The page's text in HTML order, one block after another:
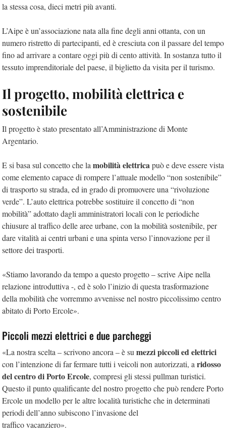
la stessa cosa, dieci metri più avanti.
L’Aipe è un’associazione nata alla fine degli anni ottanta, con un
numero ristretto di partecipanti, ed è cresciuta con il passare del tempo
fino ad arrivare a contare oggi più di cento attività. In sostanza tutto il
tessuto imprenditoriale del paese, il biglietto da visita per il turismo.
Il progetto, mobilità elettrica e
sostenibile
Il progetto è stato presentato all’Amministrazione di Monte
Argentario.
E si basa sul concetto che la mobilità elettricapuò e deve essere vista
come elemento capace di rompere l’attuale modello “non sostenibile”
di trasporto su strada, ed in grado di promuovere una “rivoluzione
verde”. L’auto elettrica potrebbe sostituire il concetto di “non
mobilità” adottato dagli amministratori locali con le periodiche
chiusure al traffico delle aree urbane, con la mobilità sostenibile, per
dare vitalità ai centri urbani e una spinta verso l’innovazione per il
settore dei trasporti.
«Stiamo lavorando da tempo a questo progetto – scrive Aipe nella
relazione introduttiva -, ed è solo l’inizio di questa trasformazione
della mobilità che vorremmo avvenisse nel nostro piccolissimo centro
abitato di Porto Ercole».
Piccoli mezzi elettrici e due parcheggi
«La nostra scelta – scrivono ancora – è su mezzi piccoli ed elettrici
con l’intenzione di far fermare tutti i veicoli non autorizzati, a ridosso
del centro di Porto Ercole, compresi gli stessi pullman turistici.
Questo il punto qualificante del nostro progetto che può rendere Porto
Ercole un modello per le altre località turistiche che in determinati
periodi dell’anno subiscono l’invasione del
traffico vacanziero».